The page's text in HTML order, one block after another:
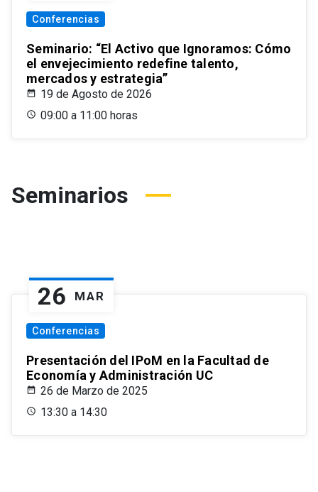
Conferencias
Seminario: “El Activo que Ignoramos: Cómo
el envejecimiento redefine talento,
mercados y estrategia”
19 de Agosto de 2026
09:00 a 11:00 horas
Seminarios
26 MAR
Conferencias
Presentación del IPoM en la Facultad de
Economía y Administración UC
26 de Marzo de 2025
13:30 a 14:30